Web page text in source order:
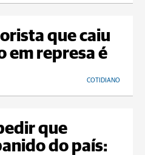
que caiu
em represa é
COTIDIANO
que
do país: